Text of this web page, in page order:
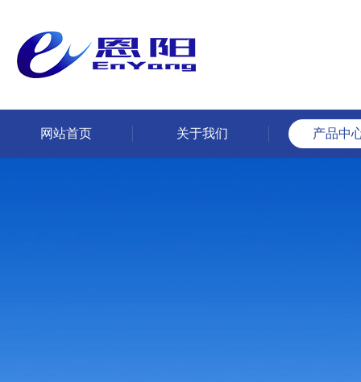
网站首页 关于我们 产品中